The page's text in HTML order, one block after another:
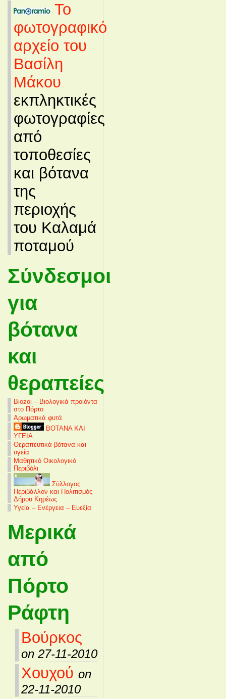
Το
φωτογραφικό
αρχείο του
Βασίλη
Μάκου
εκπληκτικές
φωτογραφίες
από
τοποθεσίες
και βότανα
της
περιοχής
του Καλαμά
ποταμού
Σύνδεσμοι
για
βότανα
και
θεραπείες
Biozoi – Βιολογικά προιόντα
στο Πόρτο
Αρωματικά φυτά
ΒΟΤΑΝΑ ΚΑΙ
ΥΓΕΙΑ
Θεραπευτικά βότανα και
υγεία
Μαθητικό Οικολογικό
Περιβόλι
Σύλλογος
Περιβάλλον και Πολιτισμός
Δήμου Κηρέως
Υγεία – Ενέργεια – Ευεξία
Μερικά
από
Πόρτο
Ράφτη
Βούρκος
on 27-11-2010
Χουχού on
22-11-2010